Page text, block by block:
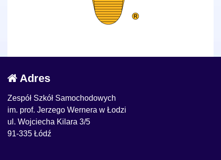
Adres
Zespół Szkół Samochodowych
im. prof. Jerzego Wernera w Łodzi
ul. Wojciecha Kilara 3/5
91-335 Łódź